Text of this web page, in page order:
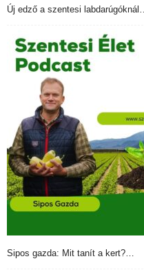
Új edző a szentesi labdarúgóknál…
Sipos gazda: Mit tanít a kert?…